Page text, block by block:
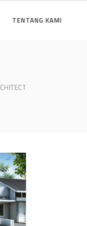
TENTANG KAMI
di